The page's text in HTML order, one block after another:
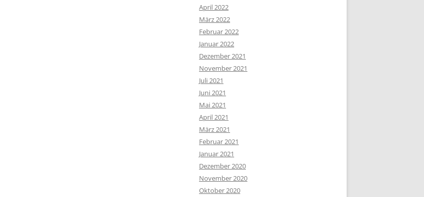
April 2022
März 2022
Februar 2022
Januar 2022
Dezember 2021
November 2021
Juli 2021
Juni 2021
Mai 2021
April 2021
März 2021
Februar 2021
Januar 2021
Dezember 2020
November 2020
Oktober 2020